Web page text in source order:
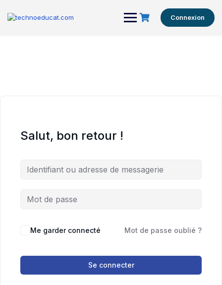
Connexion
Salut, bon retour !
Me garder connecté Mot de passe oublié ?
Se connecter